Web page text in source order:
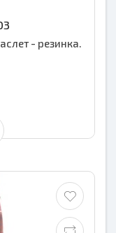
- резинка.